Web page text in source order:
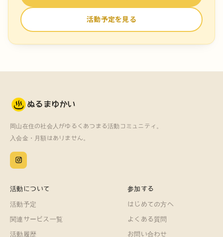
活動予定を見る
ぬるまゆかい
岡山在住の社会人がゆるくあつまる活動コミュニティ。
入会金・月額はありません。
活動について
活動予定
関連サービス一覧
活動履歴
参加する
はじめての方へ
よくある質問
お問い合わせ